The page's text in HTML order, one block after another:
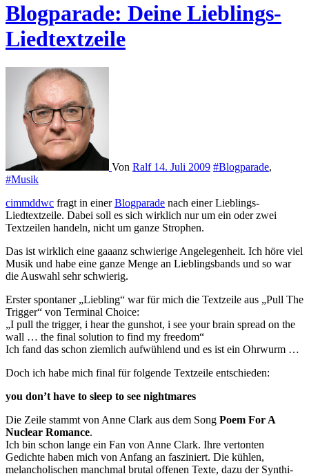
Blogparade: Deine Lieblings-
Liedtextzeile
Von Ralf 14. Juli 2009 #Blogparade,
#Musik
cimmddwc fragt in einerBlogparade nach einer Lieblings-
Liedtextzeile. Dabei soll es sich wirklich nur um ein oder zwei
Textzeilen handeln, nicht um ganze Strophen.
Das ist wirklich eine gaaanz schwierige Angelegenheit. Ich höre viel
Musik und habe eine ganze Menge an Lieblingsbands und so war
die Auswahl sehr schwierig.
Erster spontaner „Liebling“ war für mich die Textzeile aus „Pull The
Trigger“ von Terminal Choice:
„I pull the trigger, i hear the gunshot, i see your brain spread on the
wall … the final solution to find my freedom“
Ich fand das schon ziemlich aufwühlend und es ist ein Ohrwurm …
Doch ich habe mich final für folgende Textzeile entschieden:
you don’t have to sleep to see nightmares
Die Zeile stammt von Anne Clark aus dem Song Poem For A
Nuclear Romance.
Ich bin schon lange ein Fan von Anne Clark. Ihre vertonten
Gedichte haben mich von Anfang an fasziniert. Die kühlen,
melancholischen manchmal brutal offenen Texte, dazu der Synthi-